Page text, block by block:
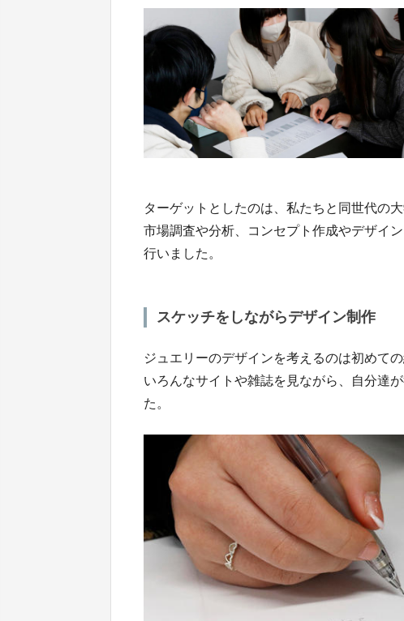
ターゲットとしたのは、私たちと同世代の大
市場調査や分析、コンセプト作成やデザイ
行いました。
スケッチをしながらデザイン制作
ジュエリーのデザインを考えるのは初めての
いろんなサイトや雑誌を見ながら、自分達
た。